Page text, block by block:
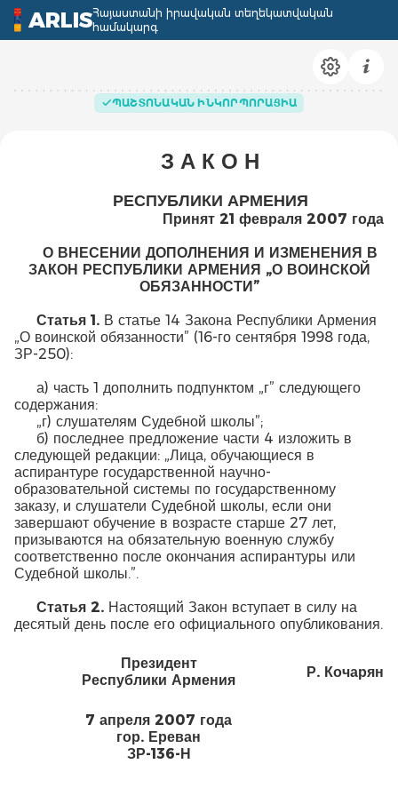
ARLISՀայաստանի իրավական տեղեկատվական
համակարգ
ՊԱՇՏՈՆԱԿԱՆ ԻՆԿՈՐՊՈՐԱՑԻԱ
З А К О Н
РЕСПУБЛИКИ АРМЕНИЯ
Принят 21 февраля 2007 года
О ВНЕСЕНИИ ДОПОЛНЕНИЯ И ИЗМЕНЕНИЯ В
ЗАКОН РЕСПУБЛИКИ АРМЕНИЯ „О ВОИНСКОЙ
ОБЯЗАННОСТИ”
Статья 1. В статье 14 Закона Республики Армения
„О воинской обязанности” (16-го сентября 1998 года,
ЗР-250):
а) часть 1 дополнить подпунктом „г” следующего
содержания:
„г) слушателям Судебной школы”;
б) последнее предложение части 4 изложить в
следующей редакции: „Лица, обучающиеся в
аспирантуре государственной научно-
образовательной системы по государственному
заказу, и слушатели Судебной школы, если они
завершают обучение в возрасте старше 27 лет,
призываются на обязательную военную службу
соответственно после окончания аспирантуры или
Судебной школы.”.
Статья 2. Настоящий Закон вступает в силу на
десятый день после его официального опубликования.
Президент
Республики Армения
Р. Кочарян
7 апреля 2007 года
гор. Ереван
ЗР-136-Н